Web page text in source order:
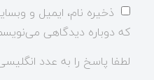
ذخیره نام، ایمیل و
که دوباره دیدگاهی
لطفا پاسخ را به عدد